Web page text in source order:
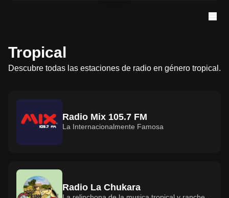
Tropical
Descubre todas las estaciones de radio en género tropical.
Radio Mix 105.7 FM
La Internacionalmente Famosa
Radio La Chukara